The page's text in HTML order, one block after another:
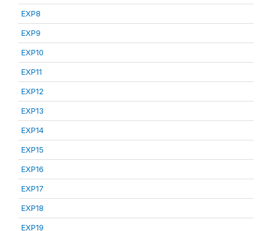
EXP8
EXP9
EXP10
EXP11
EXP12
EXP13
EXP14
EXP15
EXP16
EXP17
EXP18
EXP19